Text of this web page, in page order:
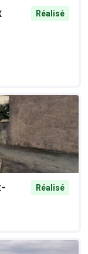
Réalisé
Réalisé